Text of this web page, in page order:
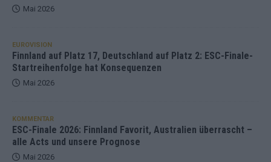
Mai 2026
EUROVISION
Finnland auf Platz 17, Deutschland auf Platz 2: ESC-Finale-
Startreihenfolge hat Konsequenzen
Mai 2026
KOMMENTAR
ESC-Finale 2026: Finnland Favorit, Australien überrascht –
alle Acts und unsere Prognose
Mai 2026